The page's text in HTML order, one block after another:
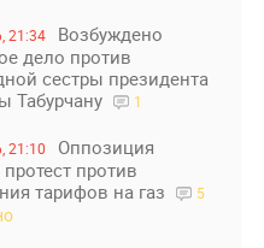
21:34
Возбуждено
дело против
сестры президента
Табурчану
1
21:10
Оппозиция
против
тарифов на газ
5